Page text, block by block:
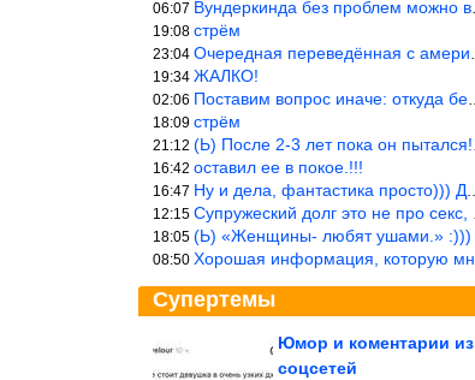
06:07 Вундеркинда без проблем можно вырастить всего-то с максимально р
19:08 стрём
23:04 Очередная переведённая с американского статья. Не работает эта ф
19:34 ЖАЛКО!
02:06 Поставим вопрос иначе: откуда берётся столь зловредный феминизм?
18:09 стрём
21:12 (Ь) После 2-3 лет пока он пытался! :))) Учитывая, что кошки 10-1
16:42 оставил ее в покое.!!!
16:47 Ну и дела, фантастика просто))) Даже и добавить то нечего…
12:15 Супружеский долг это не про секс, это про Жизнь на Земле. Супруж
18:05 (Ь) «Женщины- любят ушами.» :)))
08:50 Хорошая информация, которую многим стоило бы взять на вооружение
Супертемы
Новые приколы
Юмор и коментарии из
соцсетей